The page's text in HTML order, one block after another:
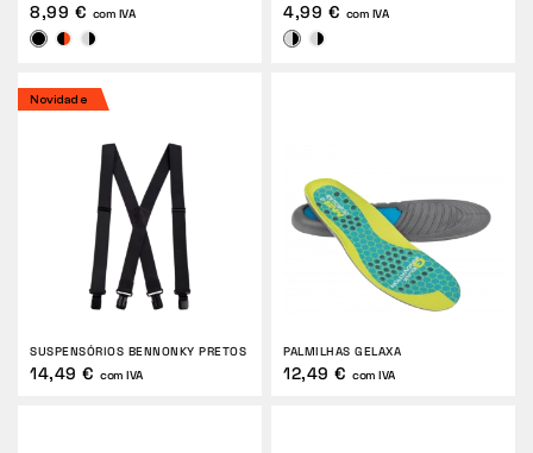
8,99 € com IVA 4,99 € com IVA
Novidade
SUSPENSÓRIOS BENNONKY PRETOS
14,49 € com IVA
PALMILHAS GELAXA
12,49 € com IVA